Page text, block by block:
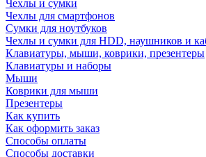
Чехлы и сумки
Чехлы для смартфонов
Сумки для ноутбуков
Чехлы и сумки для HDD, наушников и
Клавиатуры, мыши, коврики, презентеры
Клавиатуры и наборы
Мыши
Коврики для мыши
Презентеры
Как купить
Как оформить заказ
Способы оплаты
Способы доставки